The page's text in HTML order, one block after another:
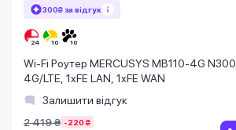
300₴ за відгук
Wi-Fi Роутер MERCUSYS MB110-4G N300,
4G/LTE, 1xFE LAN, 1xFE WAN
Залишити відгук
2 419 ₴ -220 ₴